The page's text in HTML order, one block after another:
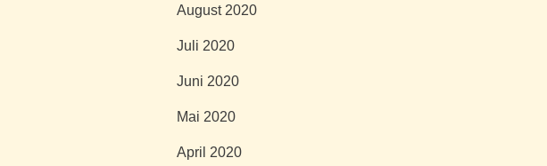
August 2020
Juli 2020
Juni 2020
Mai 2020
April 2020